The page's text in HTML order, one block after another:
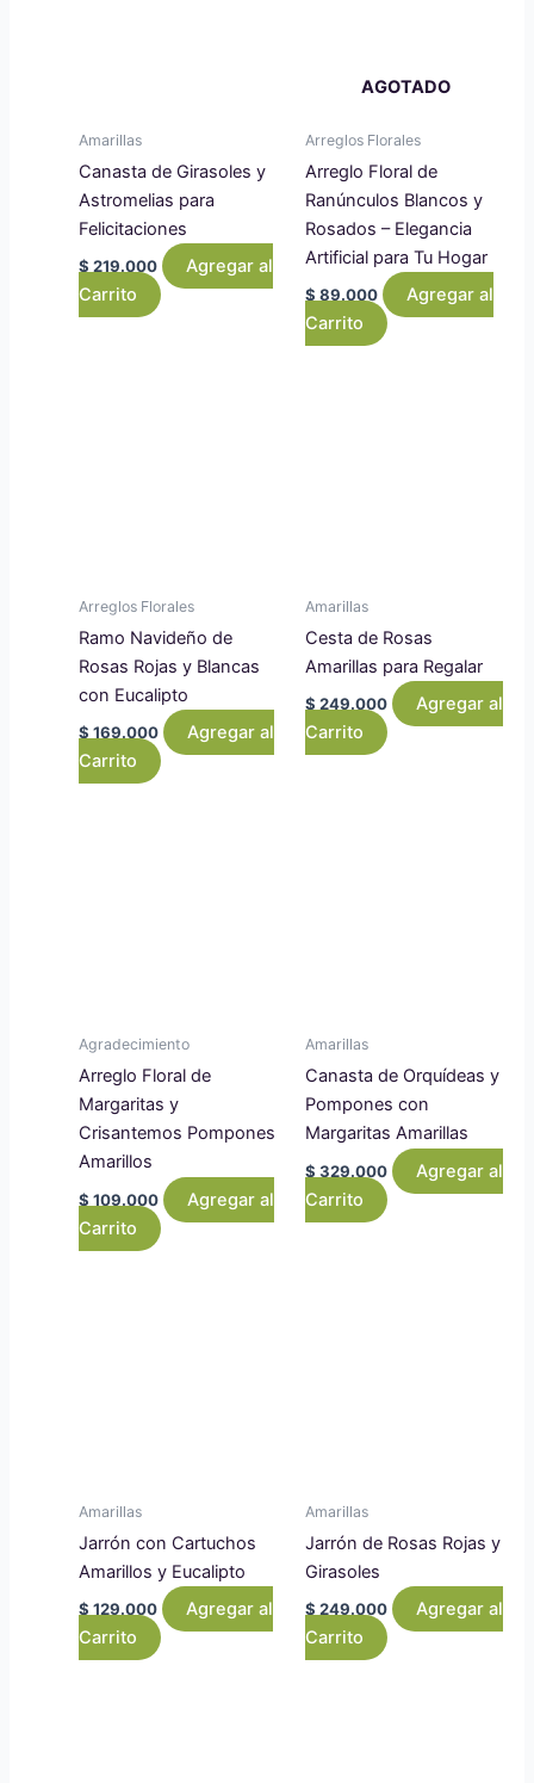
Amarillas
Canasta de Girasoles y
Astromelias para
Felicitaciones
$ 219.000
Agregar al
Carrito
AGOTADO
Arreglos Florales
Arreglo Floral de
Ranúnculos Blancos y
Rosados – Elegancia
Artificial para Tu Hogar
$ 89.000
Agregar al
Carrito
Arreglos Florales
Ramo Navideño de
Rosas Rojas y Blancas
con Eucalipto
$ 169.000
Agregar al
Carrito
Amarillas
Cesta de Rosas
Amarillas para Regalar
$ 249.000
Agregar al
Carrito
Agradecimiento
Arreglo Floral de
Margaritas y
Crisantemos Pompones
Amarillos
$ 109.000
Agregar al
Carrito
Amarillas
Canasta de Orquídeas y
Pompones con
Margaritas Amarillas
$ 329.000
Agregar al
Carrito
Amarillas
Jarrón con Cartuchos
Amarillos y Eucalipto
$ 129.000
Agregar al
Carrito
Amarillas
Jarrón de Rosas Rojas y
Girasoles
$ 249.000
Agregar al
Carrito